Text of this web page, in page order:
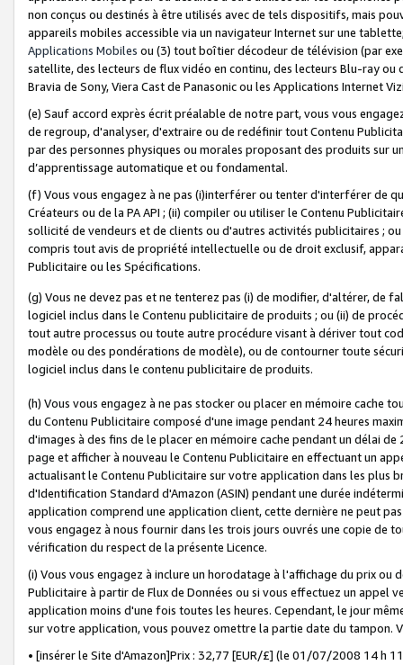
non conçus ou destinés à être utilisés avec de tels dispositifs, mais
appareils mobiles accessible via un navigateur Internet sur une
Applications Mobiles ou (3) tout boîtier décodeur de télévision (par
satellite, des lecteurs de flux vidéo en continu, des lecteurs Blu-ray
Bravia de Sony, Viera Cast de Panasonic ou les Applications Internet
(e) Sauf accord exprès écrit préalable de notre part, vous vous
de regroup, d'analyser, d'extraire ou de redéfinir tout Contenu
par des personnes physiques ou morales proposant des produits sur
d’apprentissage automatique et ou fondamental.
(f) Vous vous engagez à ne pas (i)interférer ou tenter d'interférer de
Créateurs ou de la PA API ; (ii) compiler ou utiliser le Contenu
sollicité de vendeurs et de clients ou d'autres activités publicitaires ;
compris tout avis de propriété intellectuelle ou de droit exclusif,
Publicitaire ou les Spécifications.
(g) Vous ne devez pas et ne tenterez pas (i) de modifier, d'altérer, de
logiciel inclus dans le Contenu publicitaire de produits ; ou (ii) de
tout autre processus ou toute autre procédure visant à dériver tout
modèle ou des pondérations de modèle), ou de contourner toute
logiciel inclus dans le contenu publicitaire de produits.
(h) Vous vous engagez à ne pas stocker ou placer en mémoire cache
du Contenu Publicitaire composé d'une image pendant 24 heures
d'images à des fins de le placer en mémoire cache pendant un délai
page et afficher à nouveau le Contenu Publicitaire en effectuant un
actualisant le Contenu Publicitaire sur votre application dans les plus
d'Identification Standard d'Amazon (ASIN) pendant une durée
application comprend une application client, cette dernière ne peut
vous engagez à nous fournir dans les trois jours ouvrés une copie de
vérification du respect de la présente Licence.
(i) Vous vous engagez à inclure un horodatage à l'affichage du prix
Publicitaire à partir de Flux de Données ou si vous effectuez un appel
application moins d'une fois toutes les heures. Cependant, le jour
sur votre application, vous pouvez omettre la partie date du tampon.
• [insérer le Site d'Amazon]Prix : 32,77 [EUR/£] (le 01/07/2008 14 h